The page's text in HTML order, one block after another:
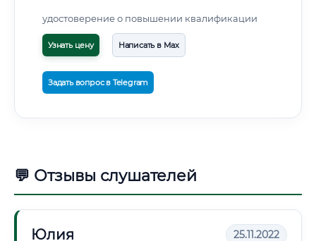
удостоверение о повышении квалификации
Узнать цену Написать в Max
Задать вопрос в Telegram
💬 Отзывы слушателей
Юлия 25.11.2022